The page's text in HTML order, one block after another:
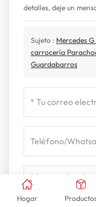
detalles, deje un
Sujeto : Mercedes
carrocería
Guardabarros
Hogar